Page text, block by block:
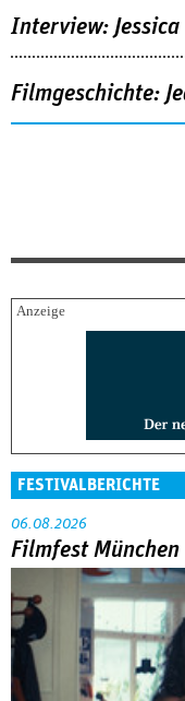
Interview:
Filmgeschichte:
FESTIVALBERICHTE
06.08.2026
Filmfest München